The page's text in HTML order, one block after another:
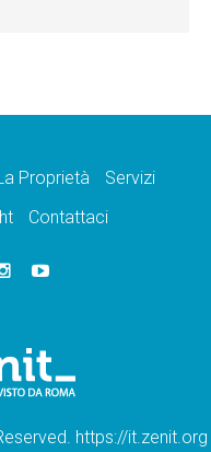
Proprietà
Servizi
Contattaci
https://it.zenit.org